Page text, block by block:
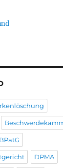
BPatG
DPMA